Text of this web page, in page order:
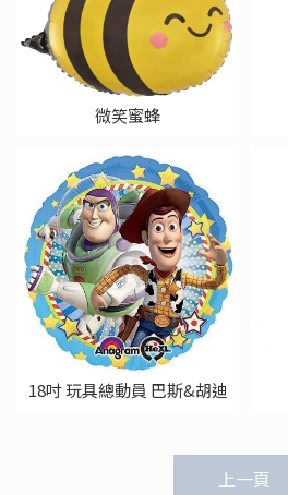
微笑蜜蜂
18吋 玩具總動員 巴斯&胡迪
上一頁